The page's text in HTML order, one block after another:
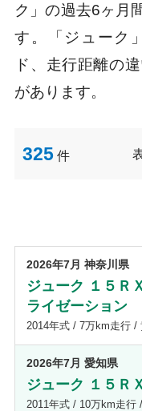
ク」の過去6ヶ月
す。「ジューク
ド、走行距離の
があります。
325 件
2026年7月 神奈川県
ジューク １５Ｒ
ライゼーション
2014年式 / 7万km走行 /
2026年7月 愛知県
ジューク １５Ｒ
2011年式 / 10万km走行